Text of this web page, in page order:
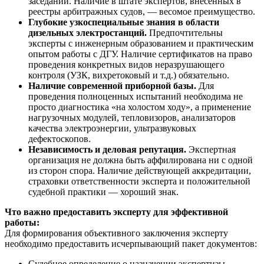
реестры арбитражных судов, — весомое преимущество.
Глубокие узкоспециальные знания в области
дизельных электростанций. Предпочтительны
эксперты с инженерным образованием и практическим
опытом работы с ДГУ. Наличие сертификатов на право
проведения конкретных видов неразрушающего
контроля (УЗК, вихретоковый и т.д.) обязательно.
Наличие современной приборной базы. Для
проведения полноценных испытаний необходима не
просто диагностика «на холостом ходу», а применение
нагрузочных модулей, тепловизоров, анализаторов
качества электроэнергии, ультразвуковых
дефектоскопов.
Независимость и деловая репутация. Экспертная
организация не должна быть аффилирована ни с одной
из сторон спора. Наличие действующей аккредитации,
страховки ответственности эксперта и положительной
судебной практики — хороший знак.
Что важно предоставить эксперту для эффективной
работы:
Для формирования объективного заключения эксперту
необходимо предоставить исчерпывающий пакет документов: